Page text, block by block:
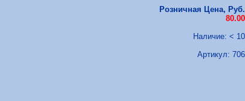
Розничная Цена, Руб.
80.00
Наличие: < 10
Артикул: 706